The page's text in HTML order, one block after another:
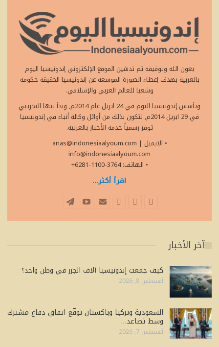
بعون الله وتوفيقه تم تدشين الموقع الإلكتروني إندونيسيا اليوم
بالعربية بهدف إعطاء الصورة الموسعة عن إندونيسيا الحقيقة حكومة
وشعبا للعالم العربي والإسلامي.
وتأسس إندونيسيا اليوم في 24 ابريل عام 2014م, وبدأ بثها التجريبي
في 29 ابريل 2014م, لتكون بذلك من أوائل وكالة أنباء في إندونيسيا
توفر رسمياً خدمة الأخبار بالعربية.
• الايميل
anas@indonesiaalyoum.com |
info@indonesiaalyoum.com
• الهاتف: 3764-1100-6281+
اقرأ أكثر...
آخر الأخبار
كيف جمعت إندونيسيا آلاف الجزر في وطن واحد؟
أغسطس 8, 2026
السعودية وتركيا وباكستان توقّع اتفاق دفاع مشترك
وسط تصاعد…
أغسطس 7, 2026